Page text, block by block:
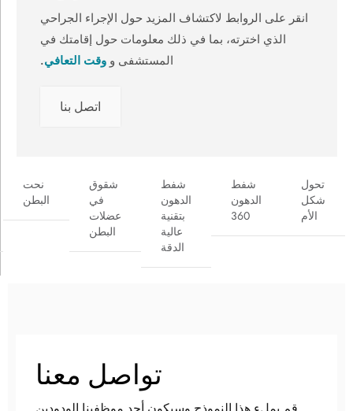
انقر على الروابط لاكتشاف المزيد حول الإجراء الجراحي
الذي اخترته، بما في ذلك معلومات حول إقامتك في
المستشفى و وقت التعافي.
اتصل بنا
تحول
شكل
الأم
شفط
الدهون
360
شفط
الدهون
بتقنية
عالية
الدقة
شقوق
في
عضلات
البطن
نحت
البطن
تواصل معنا